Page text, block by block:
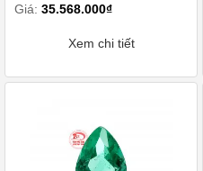
Giá: 35.568.000₫
Xem chi tiết